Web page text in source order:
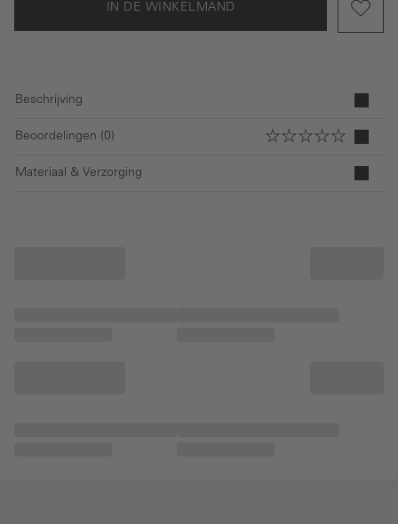
IN DE WINKELMAND
Beschrijving
Beoordelingen (0)
Materiaal & Verzorging